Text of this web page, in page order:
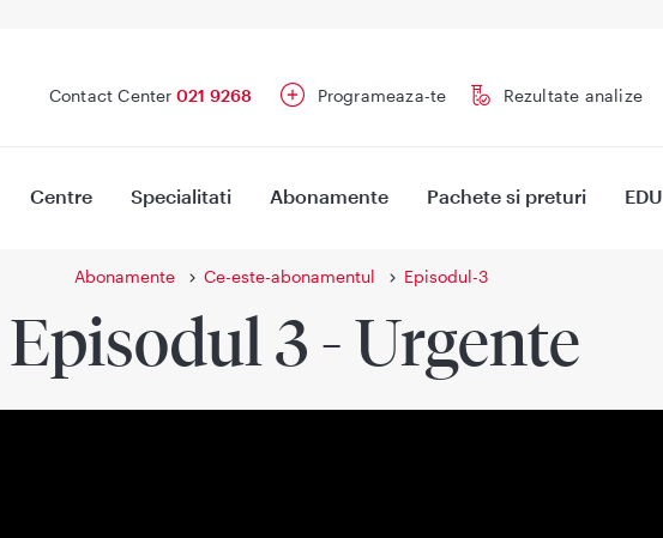
Contact Center 021 9268 Programeaza-te Rezultate analize
Centre Specialitati Abonamente Pachete si preturi EDU
Abonamente Ce-este-abonamentul Episodul-3
Episodul 3 - Urgente